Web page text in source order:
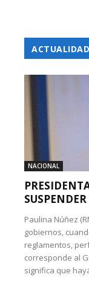
ACTUALIDAD
NACIONAL
Paulina Núñez
gobiernos,
reglamentos,
corresponde al
significa que